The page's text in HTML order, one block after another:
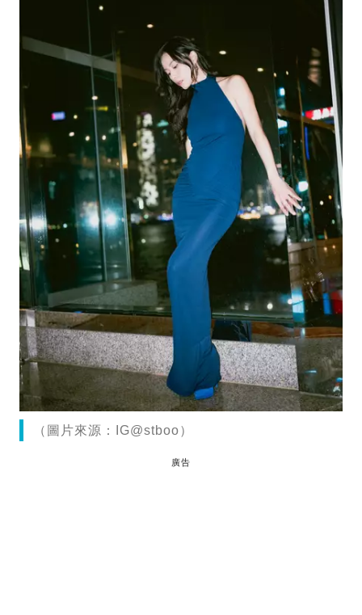
（圖片來源：IG@stboo）
廣告